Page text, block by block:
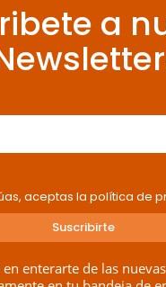
a
aceptas la política de
en enterarte de las